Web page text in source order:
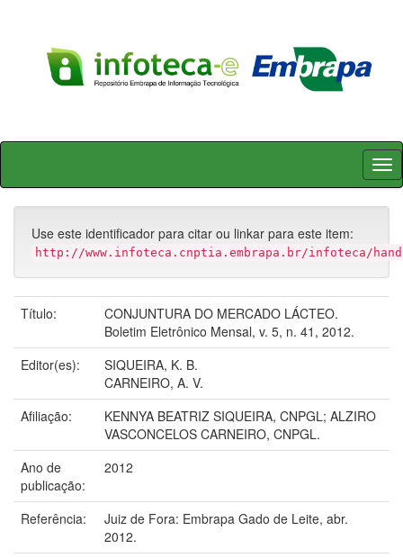
Skip
Use este identificador para citar ou linkar para este item:
http://www.infoteca.cnptia.embrapa.br/infoteca/
Título:
CONJUNTURA DO MERCADO LÁCTEO.
Boletim Eletrônico Mensal, v. 5, n. 41, 2012.
Editor(es):
SIQUEIRA, K. B.
CARNEIRO, A. V.
Afiliação:
KENNYA BEATRIZ SIQUEIRA, CNPGL; ALZIRO
VASCONCELOS CARNEIRO, CNPGL.
Ano de
publicação:
2012
Referência:
Juiz de Fora: Embrapa Gado de Leite, abr.
2012.